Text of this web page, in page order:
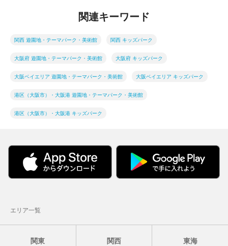
関連キーワード
関西 遊園地・テーマパーク・美術館 関西 キッズパーク
大阪府 遊園地・テーマパーク・美術館 大阪府 キッズパーク
大阪ベイエリア 遊園地・テーマパーク・美術館 大阪ベイエリア キッズパーク
港区（大阪市）・大阪港 遊園地・テーマパーク・美術館
港区（大阪市）・大阪港 キッズパーク
エリア一覧
関東 関西 東海